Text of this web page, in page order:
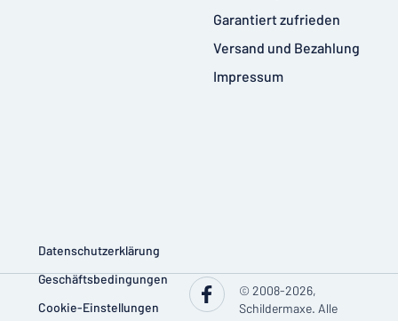
Garantiert zufrieden
Versand und Bezahlung
Impressum
Datenschutzerklärung
Geschäftsbedingungen
Cookie-Einstellungen
© 2008-2026,
Schildermaxe. Alle